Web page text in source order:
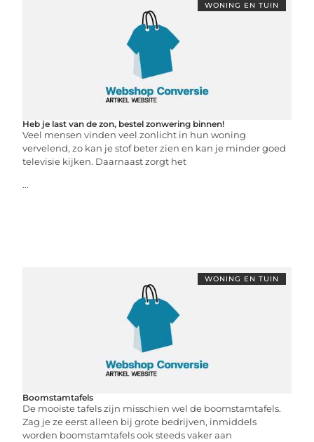
WONING EN TUIN
Heb je last van de zon, bestel zonwering binnen!
Veel mensen vinden veel zonlicht in hun woning
vervelend, zo kan je stof beter zien en kan je minder goed
televisie kijken. Daarnaast zorgt het
...
WONING EN TUIN
Boomstamtafels
De mooiste tafels zijn misschien wel de boomstamtafels.
Zag je ze eerst alleen bij grote bedrijven, inmiddels
worden boomstamtafels ook steeds vaker aan